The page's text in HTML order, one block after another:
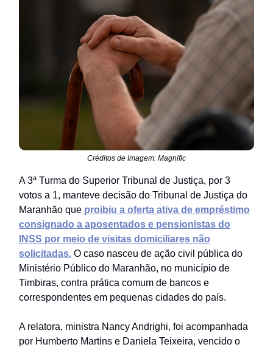
Créditos de Imagem: Magnific
A 3ª Turma do Superior Tribunal de Justiça, por 3
votos a 1, manteve decisão do Tribunal de Justiça do
Maranhão que proibiu a oferta ativa de empréstimo
consignado a aposentados e pensionistas do
INSS por meio de visitas domiciliares não
solicitadas. O caso nasceu de ação civil pública do
Ministério Público do Maranhão, no município de
Timbiras, contra prática comum de bancos e
correspondentes em pequenas cidades do país.
A relatora, ministra Nancy Andrighi, foi acompanhada
por Humberto Martins e Daniela Teixeira, vencido o